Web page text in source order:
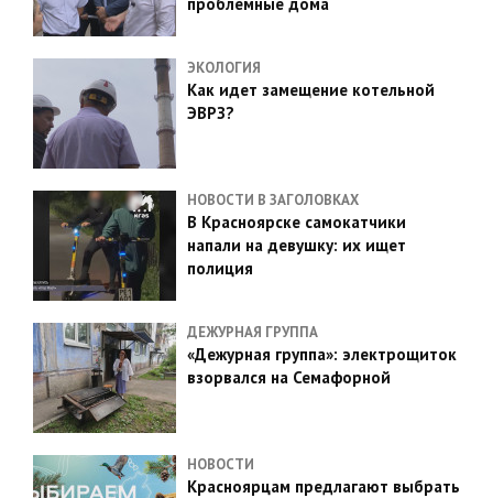
ЭКОЛОГИЯ
Как идет замещение котельной
ЭВРЗ?
НОВОСТИ В ЗАГОЛОВКАХ
В Красноярске самокатчики
напали на девушку: их ищет
полиция
ДЕЖУРНАЯ ГРУППА
«Дежурная группа»: электрощиток
взорвался на Семафорной
НОВОСТИ
Красноярцам предлагают выбрать